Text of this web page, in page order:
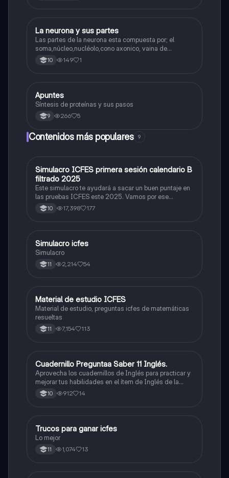
Biologia
La neurona y sus partes
Las partes de la neurona esta compuesta por; el
soma,núcleo,nucléolo,cono axonico, vaina de
mielina,celula schwan,núcleo de schwann,nódulo de
Ranvier,terminal axonico Arborizacion terminal, botón
10 149 1
Biologia
Apuntes
Síntesis de proteínas y sus pasos
9 266 5
Contenidos más populares 9
ICFES: Matemáticas
Simulacro ICFES primera sesión calendario B
filtrado 2025
Este simulacro te ayudará a sacar un buen puntaje en
las pruebas ICFES este 2025. Vamos por ese
500/500. Y poder ser admitido en la universidad que
quieras, estudiar la carrera que quieres y no la que te
10 17,398 177
ICFES: Lectura Crítica
Simulacro icfes
Simulacro
11 2,214 54
ICFES: Matemáticas
Material de estudio ICFES
Material de estudio, preguntas icfes de matemáticas
resueltas
11 7,154 113
ICFES: Inglés
Cuadernillo Preguntaa Saber 11 Inglés.
Aprovecha los cuadernillos de Inglés para practicar y
mejorar tus habilidades en el ítem de Inglés de la
Prueba Saber 11. 🫡
10 912 14
Química
Trucos para ganar icfes
Lo mejor
11 1,074 13